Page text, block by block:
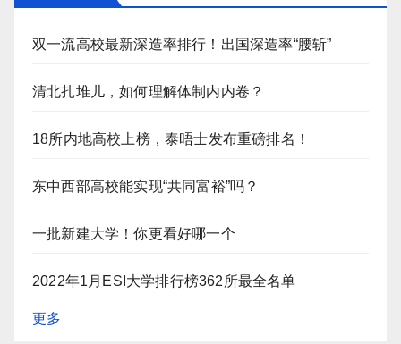
双一流高校最新深造率排行！出国深造率“腰斩”
清北扎堆儿，如何理解体制内内卷？
18所内地高校上榜，泰晤士发布重磅排名！
东中西部高校能实现“共同富裕”吗？
一批新建大学！你更看好哪一个
2022年1月ESI大学排行榜362所最全名单
更多